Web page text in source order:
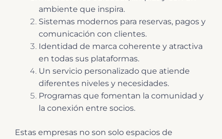
ambiente que inspira.
Sistemas modernos para reservas, pagos y
comunicación con clientes.
Identidad de marca coherente y atractiva
en todas sus plataformas.
Un servicio personalizado que atiende
diferentes niveles y necesidades.
Programas que fomentan la comunidad y
la conexión entre socios.
Estas empresas no son solo espacios de